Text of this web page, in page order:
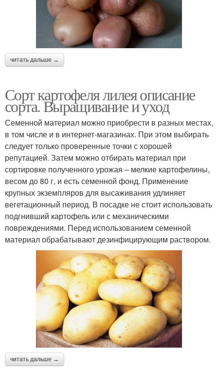
читать дальше →
Сорт картофеля лилея описание
сорта. Выращивание и уход
Семенной материал можно приобрести в разных местах,
в том числе и в интернет-магазинах. При этом выбирать
следует только проверенные точки с хорошей
репутацией. Затем можно отбирать материал при
сортировке полученного урожая – мелкие картофелины,
весом до 80 г, и есть семенной фонд. Применение
крупных экземпляров для высаживания удлиняет
вегетационный период. В посадке не стоит использовать
подгнивший картофель или с механическими
повреждениями. Перед использованием семенной
материал обрабатывают дезинфицирующим раствором.
читать дальше →